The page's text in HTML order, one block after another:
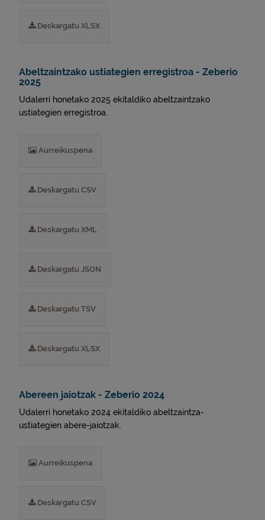
Deskargatu XLSX
Abeltzaintzako ustiategien erregistroa - Zeberio
2025
Udalerri honetako 2025 ekitaldiko abeltzaintzako
ustiategien erregistroa.
Aurreikuspena
Deskargatu CSV
Deskargatu XML
Deskargatu JSON
Deskargatu TSV
Deskargatu XLSX
Abereen jaiotzak - Zeberio 2024
Udalerri honetako 2024 ekitaldiko abeltzaintza-
ustiategien abere-jaiotzak.
Aurreikuspena
Deskargatu CSV